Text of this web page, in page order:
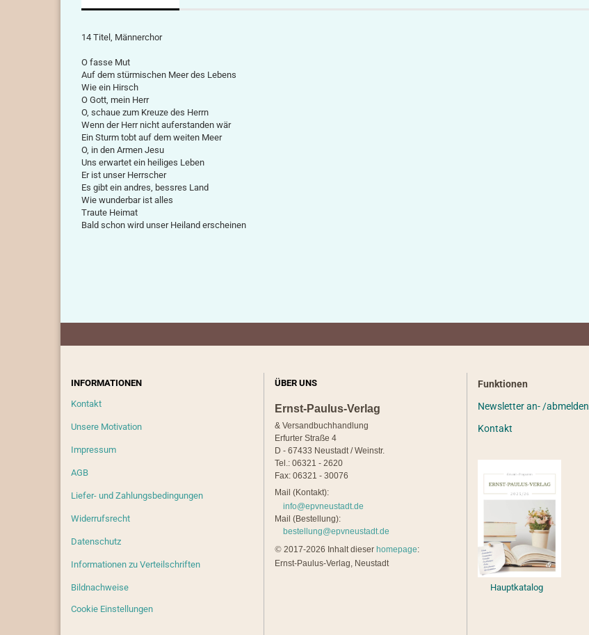
14 Titel, Männerchor
O fasse Mut
Auf dem stürmischen Meer des Lebens
Wie ein Hirsch
O Gott, mein Herr
O, schaue zum Kreuze des Herrn
Wenn der Herr nicht auferstanden wär
Ein Sturm tobt auf dem weiten Meer
O, in den Armen Jesu
Uns erwartet ein heiliges Leben
Er ist unser Herrscher
Es gibt ein andres, bessres Land
Wie wunderbar ist alles
Traute Heimat
Bald schon wird unser Heiland erscheinen
INFORMATIONEN
Kontakt
Unsere Motivation
Impressum
AGB
Liefer- und Zahlungsbedingungen
Widerrufsrecht
Datenschutz
Informationen zu Verteilschriften
Bildnachweise
Cookie Einstellungen
ÜBER UNS
Ernst-Paulus-Verlag
& Versandbuchhandlung
Erfurter Straße 4
D - 67433 Neustadt / Weinstr.
Tel.: 06321 - 2620
Fax: 06321 - 30076
Mail (Kontakt):
info@epvneustadt.de
Mail (Bestellung):
bestellung@epvneustadt.de
© 2017-2026 Inhalt dieser homepage:
Ernst-Paulus-Verlag, Neustadt
Funktionen
Newsletter an- /abmelden
Kontakt
Hauptkatalog